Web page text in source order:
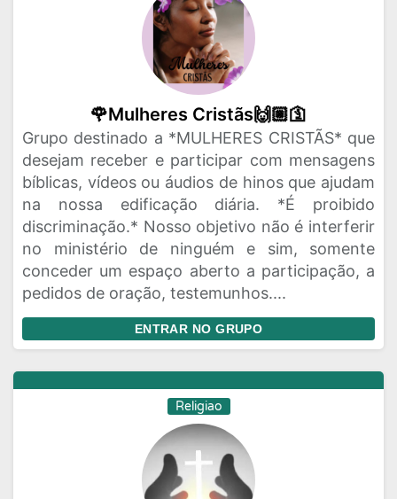
🌹Mulheres Cristãs🙌🏼🛐
Grupo destinado a *MULHERES CRISTÃS* que
desejam receber e participar com mensagens
bíblicas, vídeos ou áudios de hinos que ajudam
na nossa edificação diária. *É proibido
discriminação.* Nosso objetivo não é interferir
no ministério de ninguém e sim, somente
conceder um espaço aberto a participação, a
pedidos de oração, testemunhos....
ENTRAR NO GRUPO
Religiao